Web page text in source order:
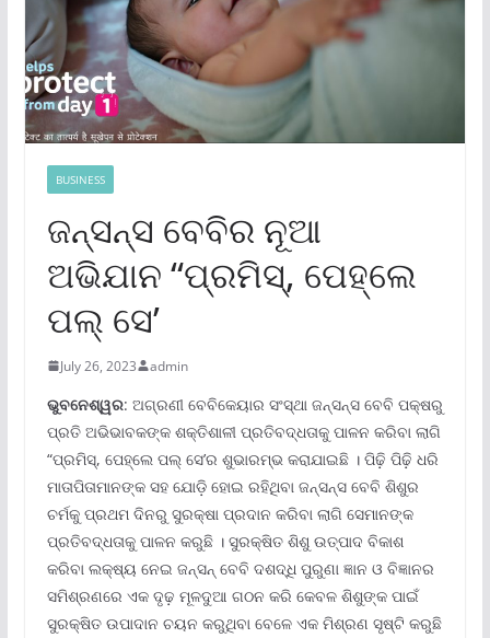
BUSINESS
ଜନ୍‌ସନ୍‌ସ ବେବିର ନୂଆ
ଅଭିଯାନ “ପ୍ରମିସ୍‌, ପେହ୍‌ଲେ
ପଲ୍ ସେ’
July 26, 2023 admin
ଭୁବନେଶ୍ୱର: ଅଗ୍ରଣୀ ବେବିକେୟାର ସଂସ୍ଥା ଜନ୍‌ସନ୍‌ସ ବେବି ପକ୍ଷରୁ
ପ୍ରତି ଅଭିଭାବକଙ୍କ ଶକ୍ତିଶାଳୀ ପ୍ରତିବଦ୍ଧତାକୁ ପାଳନ କରିବା ଲାଗି
“ପ୍ରମିସ୍‌, ପେହ୍‌ଲେ ପଲ୍ ସେ’ର ଶୁଭାରମ୍ଭ କରାଯାଇଛି । ପିଢ଼ି ପିଢ଼ି ଧରି
ମାତାପିତାମାନଙ୍କ ସହ ଯୋଡ଼ି ହୋଇ ରହିଥିବା ଜନ୍‌ସନ୍‌ସ ବେବି ଶିଶୁର
ଚର୍ମକୁ ପ୍ରଥମ ଦିନରୁ ସୁରକ୍ଷା ପ୍ରଦାନ କରିବା ଲାଗି ସେମାନଙ୍କ
ପ୍ରତିବଦ୍ଧତାକୁ ପାଳନ କରୁଛି । ସୁରକ୍ଷିତ ଶିଶୁ ଉତ୍ପାଦ ବିକାଶ
କରିବା ଲକ୍ଷ୍ୟ ନେଇ ଜନ୍‌ସନ୍ ବେବି ଦଶଦ୍ଧି ପୁରୁଣା ଜ୍ଞାନ ଓ ବିଜ୍ଞାନର
ସମିଶ୍ରଣରେ ଏକ ଦୃଢ଼ ମୂଳଦୁଆ ଗଠନ କରି କେବଳ ଶିଶୁଙ୍କ ପାଇଁ
ସୁରକ୍ଷିତ ଉପାଦାନ ଚୟନ କରୁଥିବା ବେଳେ ଏକ ମିଶ୍ରଣ ସୃଷ୍ଟି କରୁଛି